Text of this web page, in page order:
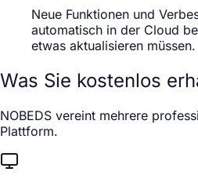
Neue Funktionen und
automatisch in der Cloud
etwas aktualisieren müssen.
Was Sie kostenlos
NOBEDS vereint mehrere
Plattform.